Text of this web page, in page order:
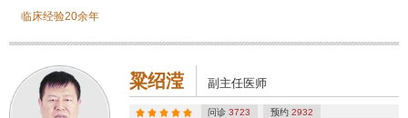
临床经验20余年
粱绍滢 副主任医师
问诊3723 预约 2932